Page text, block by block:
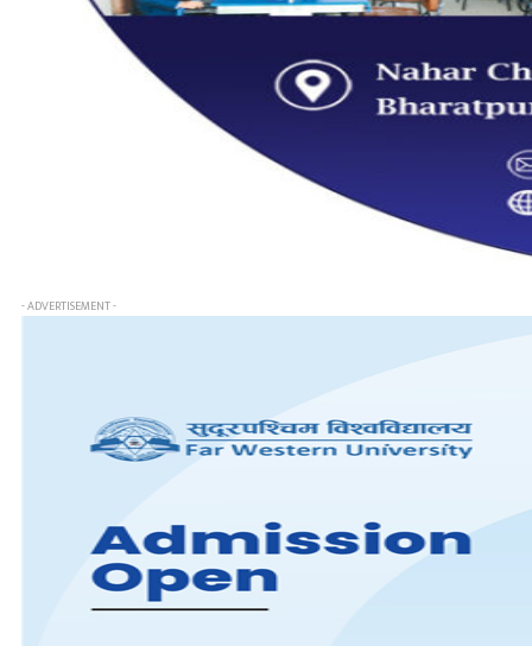
- ADVERTISEMENT -